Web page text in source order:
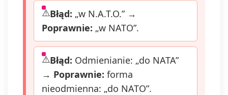
Błąd: „w N.A.T.O.” →
Poprawnie: „w NATO”.
Błąd: Odmienianie: „do NATA”
→ Poprawnie: forma
nieodmienna: „do NATO”.